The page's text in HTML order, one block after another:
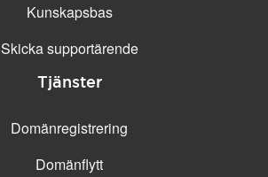
Kunskapsbas
Skicka supportärende
Tjänster
Domänregistrering
Domänflytt